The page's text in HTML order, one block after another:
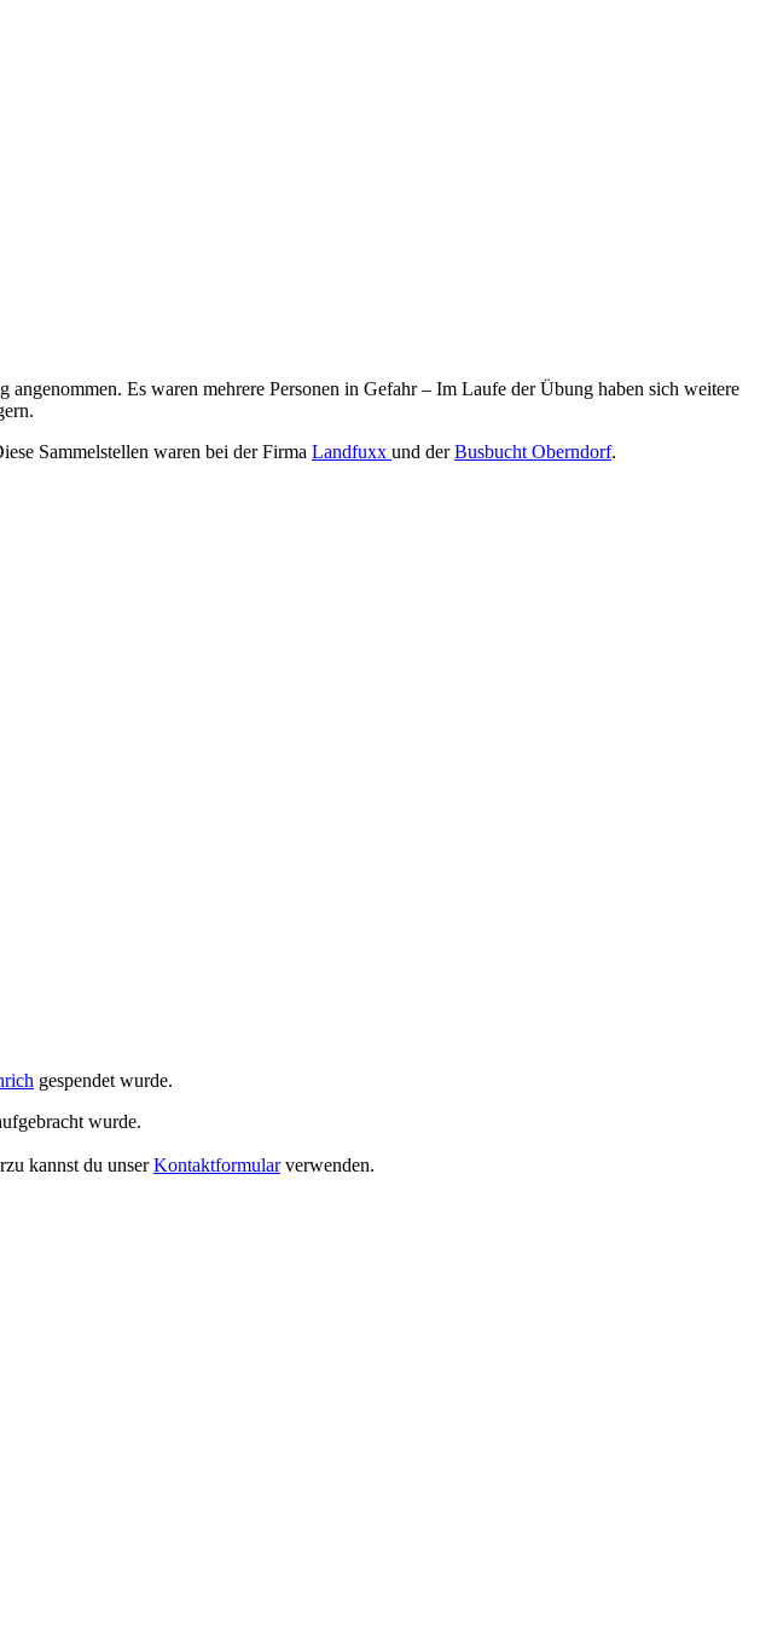
Es waren mehrere Personen in Gefahr – Im Laufe der Übung haben sich weitere
Sammelstellen waren bei der Firma Landfuxx und derBusbucht Oberndorf.
gespendet wurde.
wurde.
kannst du unserKontaktformularverwenden.